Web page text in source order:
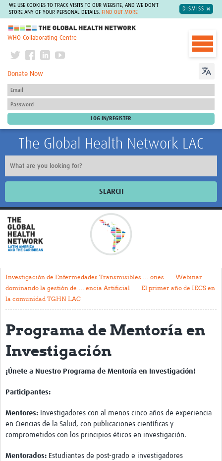
WE USE COOKIES TO TRACK VISITS TO OUR WEBSITE, AND WE DON'T
STORE ANY OF YOUR PERSONAL DETAILS.
FIND OUT MORE
DISMISS
The Global Health Network
WHO Collaborating Centre
Donate Now
The Global Health Network LAC
SEARCH
Inicio
Acerca de
Contacto
Clubs de Investigación
Clínica de datos
Sesiones de Aprendizaje Asistido
Mentoría
Talleres
Webinarios
Investigación de Enfermedades Transmisibles … ones
Webinar
dominando la gestión de … encia Artificial
El primer año de IECS en
la comunidad TGHN LAC
Programa de Mentoría en
Investigación
¡Únete a Nuestro Programa de Mentoría en Investigación!
Participantes:
Mentores: Investigadores con al menos cinco años de experiencia
en Ciencias de la Salud, con publicaciones científicas y
comprometidos con los principios éticos en investigación.
Mentorados: Estudiantes de post-grado e investigadores